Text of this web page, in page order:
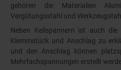
gehören die Materialien
Vergütungsstahl und Werkzeugstahl.
Neben Keilspannern ist auch die
Klemmstück und Anschlag zu
und den Anschlag können
Mehrfachspannungen erstellt